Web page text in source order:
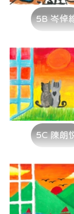
5B 岑倬
5C 陳朗